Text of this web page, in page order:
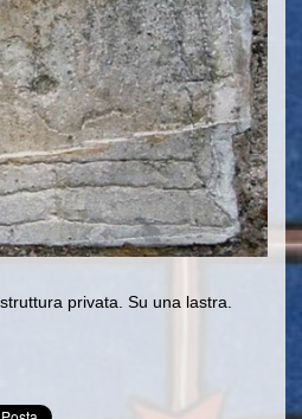
privata. Su una lastra